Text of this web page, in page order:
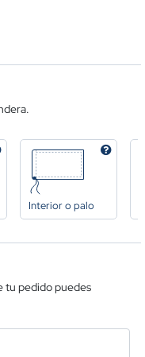
Interior o palo
tu pedido puedes